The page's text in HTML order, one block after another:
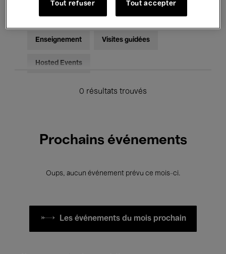
Pour tous Kids’ Palace
Enseignement Visites guidées
Hosted Events
0 résultats trouvés
Prochains événements
Oups, aucun événement prévu ce mois-ci.
Les événements du mois prochain
Tout refuser Tout accepter